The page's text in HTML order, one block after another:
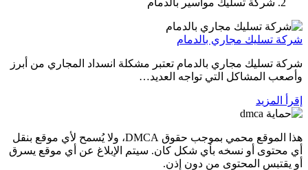
شركة تسليك مجاري بالدمام
شركة تسليك مجاري بالدمام تعتبر مشكلة انسداد المجاري من أبرز
وأصعب المشاكل التي تواجه العديد…
إقرأ المزيد
هذا الموقع محمي بموجب حقوق DMCA، ولا يُسمح لأي موقع بنقل
أي محتوى أو نسخه بأي شكل كان. سيتم الإبلاغ عن أي موقع يسرق
أو يقتبس المحتوى من دون إذن.